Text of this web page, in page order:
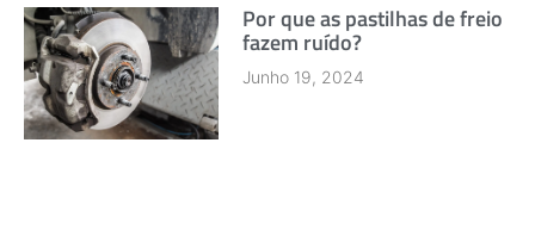
Por que as pastilhas de freio
fazem ruído?
Junho 19, 2024